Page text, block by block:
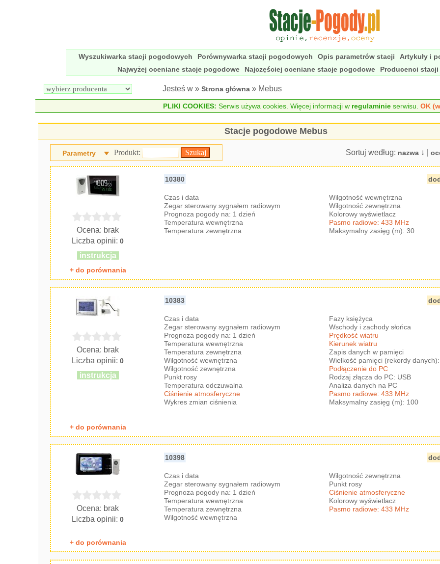
Wyszukiwarka stacji pogodowych Porównywarka stacji pogodowych Opis parametrów stacji Artykuły i
Najwyżej oceniane stacje pogodowe
Najczęściej oceniane stacje pogodowe Producenci
Jesteś w » Strona główna » Mebus
PLIKI COOKIES: Serwis używa cookies. Więcej informacji w regulaminieserwisu. OK
Stacje pogodowe Mebus
Sortuj według: nazwa↓ |
Parametry Produkt:
10380
Ocena: brak
Liczba opinii:0
instrukcja
Czas i data
Zegar sterowany sygnałem radiowym
Prognoza pogody na: 1 dzień
Temperatura wewnętrzna
Temperatura zewnętrzna
Wilgotność wewnętrzna
Wilgotność zewnętrzna
Kolorowy wyświetlacz
Pasmo radiowe: 433 MHz
Maksymalny zasięg (m): 30
+ do porównania
10383
Ocena: brak
Liczba opinii:0
instrukcja
Czas i data
Zegar sterowany sygnałem radiowym
Prognoza pogody na: 1 dzień
Temperatura wewnętrzna
Temperatura zewnętrzna
Wilgotność wewnętrzna
Wilgotność zewnętrzna
Punkt rosy
Temperatura odczuwalna
Ciśnienie atmosferyczne
Wykres zmian ciśnienia
Fazy księżyca
Wschody i zachody słońca
Prędkość wiatru
Kierunek wiatru
Zapis danych w pamięci
Wielkość pamięci (rekordy
Podłączenie do PC
Rodzaj złącza do PC: USB
Analiza danych na PC
Pasmo radiowe: 433 MHz
Maksymalny zasięg (m): 100
+ do porównania
10398
Ocena: brak
Liczba opinii:0
Czas i data
Zegar sterowany sygnałem radiowym
Prognoza pogody na: 1 dzień
Temperatura wewnętrzna
Temperatura zewnętrzna
Wilgotność wewnętrzna
Wilgotność zewnętrzna
Punkt rosy
Ciśnienie atmosferyczne
Kolorowy wyświetlacz
Pasmo radiowe: 433 MHz
+ do porównania